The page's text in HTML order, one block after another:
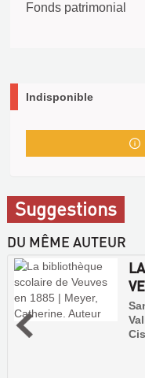
Fonds patrimonial
Indisponible
Suggestions
DU MÊME AUTEUR